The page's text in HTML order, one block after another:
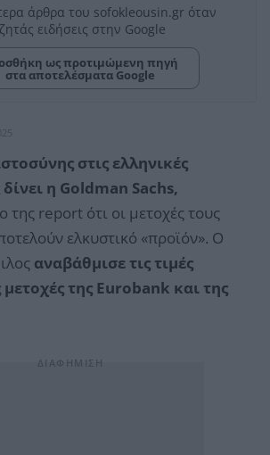
άρθρα του sofokleousin.gr όταν
ειδήσεις στην Google
ως προτιμώμενη πηγή
στα αποτελέσματα Google
στις ελληνικές
η Goldman Sachs,
της report ότι οι μετοχές τους
ελκυστικό «προϊόν». Ο
αναβάθμισε τις τιμές
μετοχές της Eurobank και της